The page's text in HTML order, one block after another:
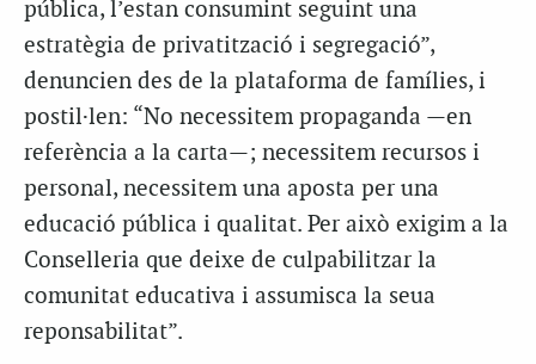
pública, l’estan consumint seguint una
estratègia de privatització i segregació”,
denuncien des de la plataforma de famílies, i
postil·len: “No necessitem propaganda —en
referència a la carta—; necessitem recursos i
personal, necessitem una aposta per una
educació pública i qualitat. Per això exigim a la
Conselleria que deixe de culpabilitzar la
comunitat educativa i assumisca la seua
reponsabilitat”.